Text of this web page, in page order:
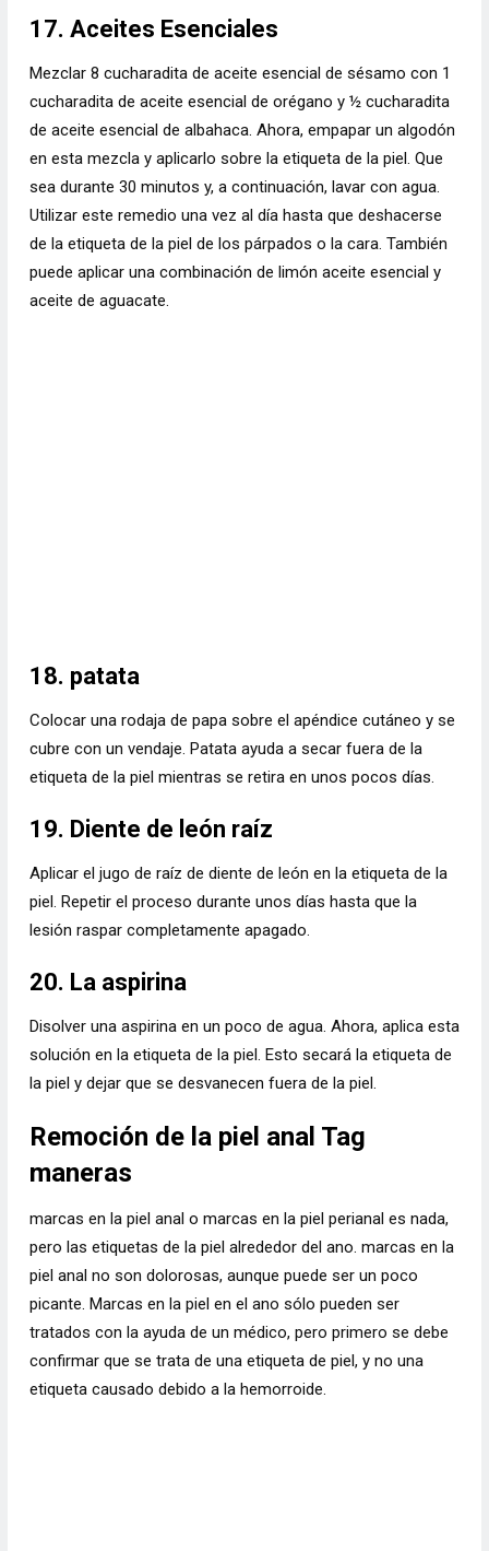
17. Aceites Esenciales
Mezclar 8 cucharadita de aceite esencial de sésamo con 1
cucharadita de aceite esencial de orégano y ½ cucharadita
de aceite esencial de albahaca. Ahora, empapar un algodón
en esta mezcla y aplicarlo sobre la etiqueta de la piel. Que
sea durante 30 minutos y, a continuación, lavar con agua.
Utilizar este remedio una vez al día hasta que deshacerse
de la etiqueta de la piel de los párpados o la cara. También
puede aplicar una combinación de limón aceite esencial y
aceite de aguacate.
18. patata
Colocar una rodaja de papa sobre el apéndice cutáneo y se
cubre con un vendaje. Patata ayuda a secar fuera de la
etiqueta de la piel mientras se retira en unos pocos días.
19. Diente de león raíz
Aplicar el jugo de raíz de diente de león en la etiqueta de la
piel. Repetir el proceso durante unos días hasta que la
lesión raspar completamente apagado.
20. La aspirina
Disolver una aspirina en un poco de agua. Ahora, aplica esta
solución en la etiqueta de la piel. Esto secará la etiqueta de
la piel y dejar que se desvanecen fuera de la piel.
Remoción de la piel anal Tag
maneras
marcas en la piel anal o marcas en la piel perianal es nada,
pero las etiquetas de la piel alrededor del ano. marcas en la
piel anal no son dolorosas, aunque puede ser un poco
picante. Marcas en la piel en el ano sólo pueden ser
tratados con la ayuda de un médico, pero primero se debe
confirmar que se trata de una etiqueta de piel, y no una
etiqueta causado debido a la hemorroide.